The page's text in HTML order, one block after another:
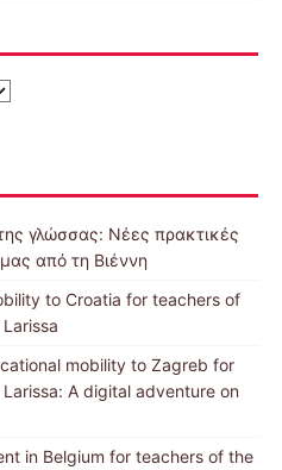
γλώσσας: Νέες πρακτικές
από τη Βιέννη
to Croatia for teachers of
mobility to Zagreb for
A digital adventure on
in Belgium for teachers of the